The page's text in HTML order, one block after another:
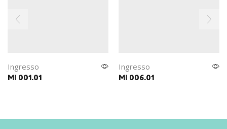
Ingresso
MI 001.01
Ingresso
MI 006.01